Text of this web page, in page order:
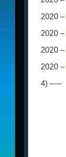
2020 –
2020 –
2020 –
2020 –
4) —–